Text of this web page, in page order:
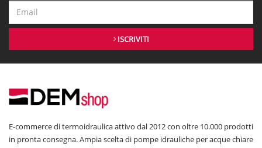
ISCRIVITI
E-commerce di termoidraulica attivo dal 2012 con oltre 10.000 prodotti
in pronta consegna. Ampia scelta di pompe idrauliche per acque chiare